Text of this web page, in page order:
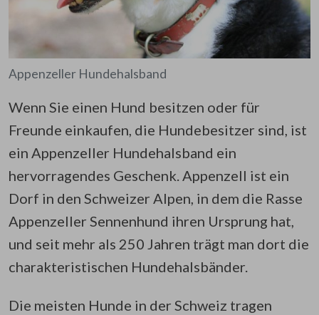
Appenzeller Hundehalsband
Wenn Sie einen Hund besitzen oder für
Freunde einkaufen, die Hundebesitzer sind, ist
ein Appenzeller Hundehalsband ein
hervorragendes Geschenk. Appenzell ist ein
Dorf in den Schweizer Alpen, in dem die Rasse
Appenzeller Sennenhund ihren Ursprung hat,
und seit mehr als 250 Jahren trägt man dort die
charakteristischen Hundehalsbänder.
Die meisten Hunde in der Schweiz tragen